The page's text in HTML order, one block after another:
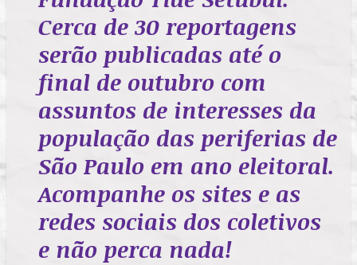
Cerca de 30 reportagens
serão publicadas até o
final de outubro com
assuntos de interesses da
população das periferias de
São Paulo em ano eleitoral.
Acompanhe os sites e as
redes sociais dos coletivos
e não perca nada!